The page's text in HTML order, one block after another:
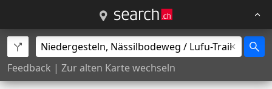
Feedback | Zur alten Karte wechseln